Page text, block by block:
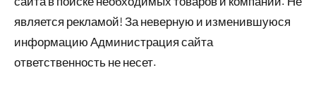
является рекламой! За неверную и изменившуюся
информацию Администрация сайта
ответственность не несет.